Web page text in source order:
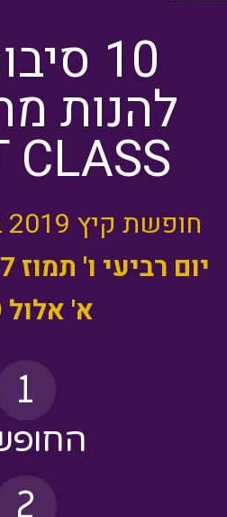
10
להנות
CLASS
יום רביעי ו' תמוז 10.7
א' אלול 1.9.
1
2